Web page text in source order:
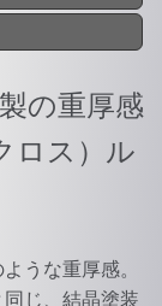
の重厚感
ロス）ル
うな重厚感。
じ、結晶塗装